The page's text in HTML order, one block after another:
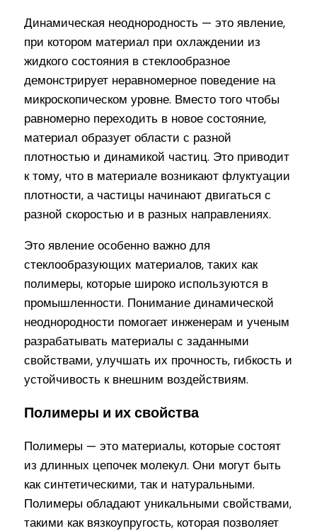
Динамическая неоднородность — это явление,
при котором материал при охлаждении из
жидкого состояния в стеклообразное
демонстрирует неравномерное поведение на
микроскопическом уровне. Вместо того чтобы
равномерно переходить в новое состояние,
материал образует области с разной
плотностью и динамикой частиц. Это приводит
к тому, что в материале возникают флуктуации
плотности, а частицы начинают двигаться с
разной скоростью и в разных направлениях.
Это явление особенно важно для
стеклообразующих материалов, таких как
полимеры, которые широко используются в
промышленности. Понимание динамической
неоднородности помогает инженерам и ученым
разрабатывать материалы с заданными
свойствами, улучшать их прочность, гибкость и
устойчивость к внешним воздействиям.
Полимеры и их свойства
Полимеры — это материалы, которые состоят
из длинных цепочек молекул. Они могут быть
как синтетическими, так и натуральными.
Полимеры обладают уникальными свойствами,
такими как вязкоупругость, которая позволяет